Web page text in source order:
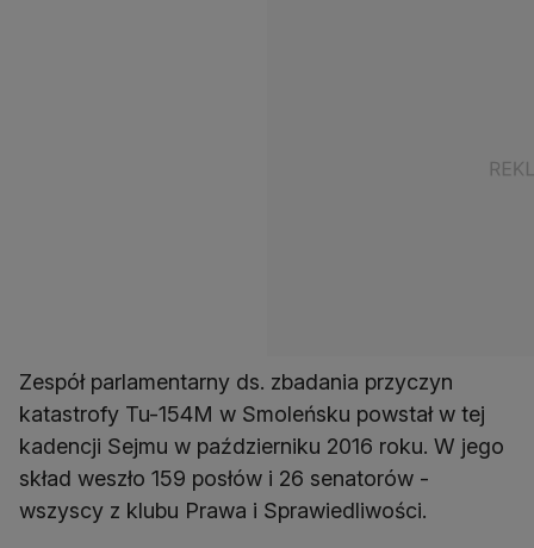
Zespół parlamentarny ds. zbadania przyczyn
katastrofy Tu-154M w Smoleńsku powstał w tej
kadencji Sejmu w październiku 2016 roku. W jego
skład weszło 159 posłów i 26 senatorów -
wszyscy z klubu Prawa i Sprawiedliwości.